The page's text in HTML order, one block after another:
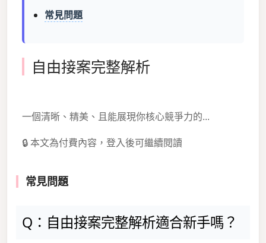
常見問題
自由接案完整解析
一個清晰、精美、且能展現你核心競爭力的...
🔒 本文為付費內容，登入後可繼續閱讀
常見問題
Q：自由接案完整解析適合新手嗎？